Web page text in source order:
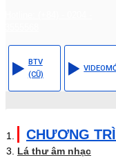
BTV
(CŨ)
VIDEO
CHƯƠNG
Lá thư âm nhạc